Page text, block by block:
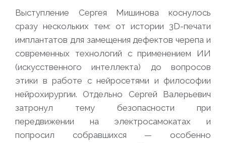
Выступление Сергея Мишинова коснулось
сразу нескольких тем: от истории 3D-печати
имплантатов для замещения дефектов черепа и
современных технологий с применением ИИ
(искусственного интеллекта) до вопросов
этики в работе с нейросетями и философии
нейрохирургии. Отдельно Сергей Валерьевич
затронул тему безопасности при
передвижении на электросамокатах и
попросил собравшихся — особенно